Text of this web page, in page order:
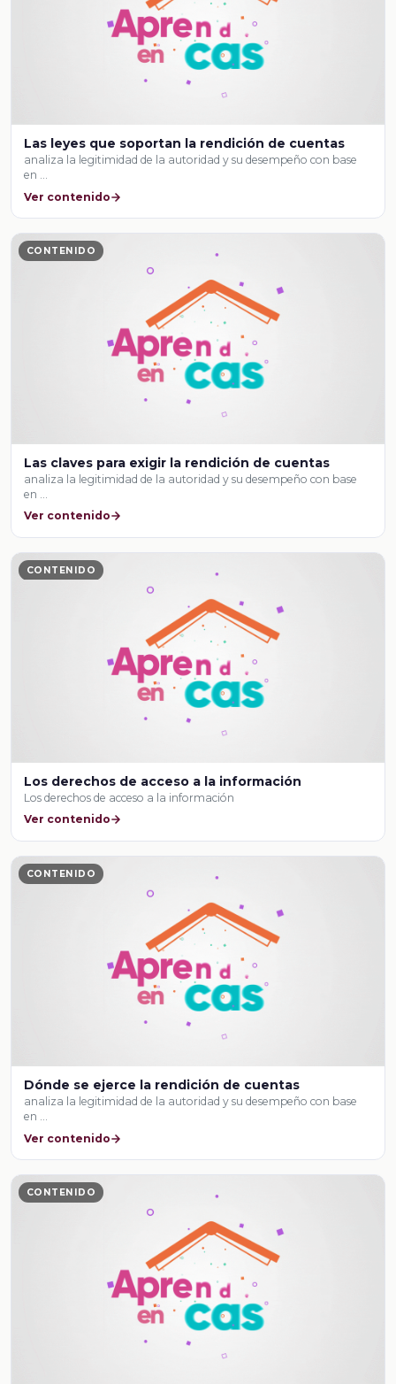
Las leyes que soportan la rendición de cuentas
analiza la legitimidad de la autoridad y su desempeño con base
en …
Ver contenido
CONTENIDO
Las claves para exigir la rendición de cuentas
analiza la legitimidad de la autoridad y su desempeño con base
en …
Ver contenido
CONTENIDO
Los derechos de acceso a la información
Los derechos de acceso a la información
Ver contenido
CONTENIDO
Dónde se ejerce la rendición de cuentas
analiza la legitimidad de la autoridad y su desempeño con base
en …
Ver contenido
CONTENIDO